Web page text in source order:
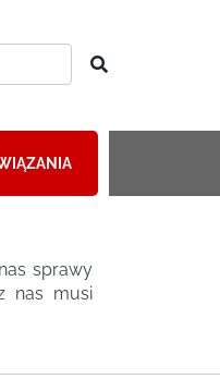
sprawy
nas musi